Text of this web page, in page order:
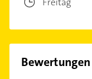
Bewertungen